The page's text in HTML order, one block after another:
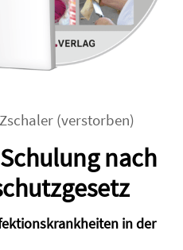
Zschaler (verstorben)
nach
in der